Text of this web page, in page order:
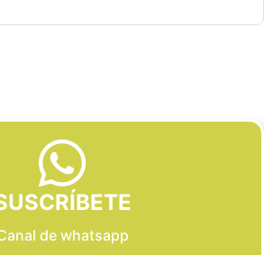
de whatsapp